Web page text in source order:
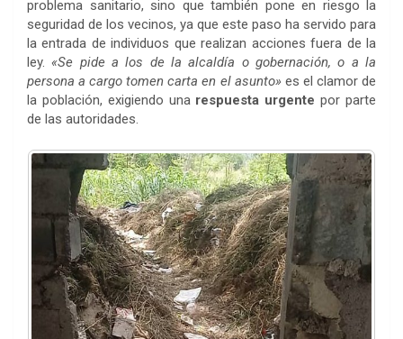
problema sanitario, sino que también pone en riesgo la
seguridad de los vecinos, ya que este paso ha servido para
la entrada de individuos que realizan acciones fuera de la
ley.«Se pide a los de la alcaldía o gobernación, o a la
persona a cargo tomen carta en el asunto» es el clamor de
la población, exigiendo una respuesta urgente por parte
de las autoridades.